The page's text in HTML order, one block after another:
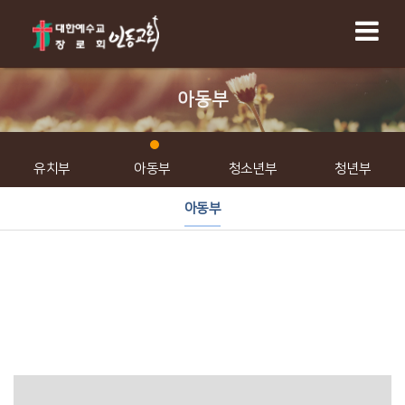
아동부
유치부 아동부 청소년부 청년부
아동부